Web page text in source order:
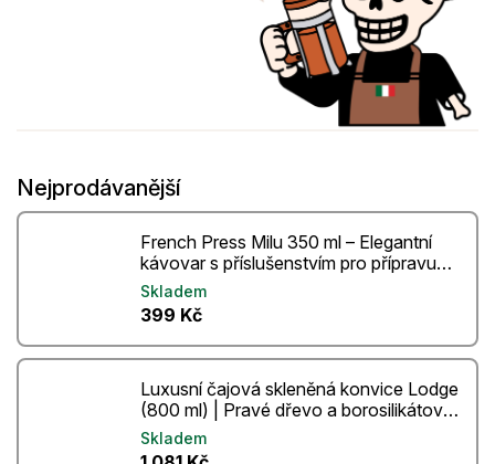
Nejprodávanější
French Press Milu 350 ml – Elegantní
kávovar s příslušenstvím pro přípravu
kávy i čaje
Skladem
399 Kč
Luxusní čajová skleněná konvice Lodge
(800 ml) | Pravé dřevo a borosilikátové
sklo
Skladem